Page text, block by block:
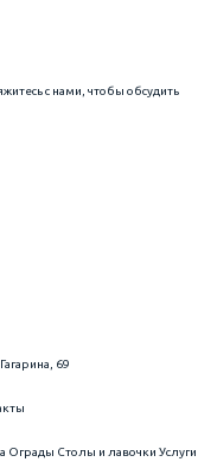
с нами, чтобы обсудить
69
Ограды Столы и лавочки Услуги